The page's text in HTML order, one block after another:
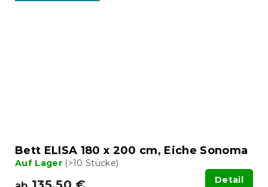
Bett ELISA 180 x 200 cm, Eiche Sonoma
Auf Lager (>10 Stücke)
Detail